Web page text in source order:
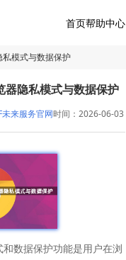
首页帮助中心
模式与数据保护
隐私模式与数据保护
来服务官网时间：2026-06-03
数据保护功能是用户在浏